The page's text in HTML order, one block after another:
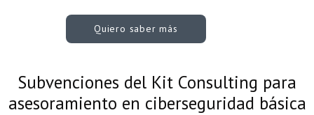
Quiero saber más
Subvenciones del Kit Consulting para
asesoramiento en ciberseguridad básica